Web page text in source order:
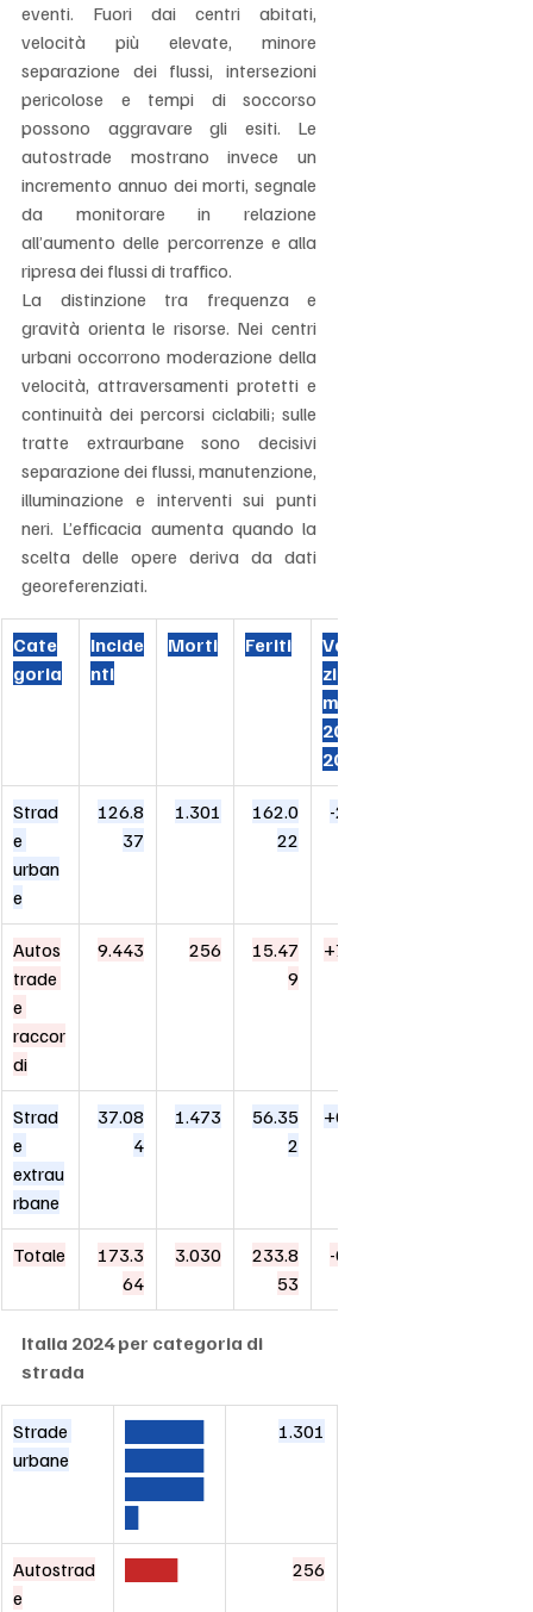
eventi. Fuori dai centri abitati,
velocità più elevate, minore
separazione dei flussi, intersezioni
pericolose e tempi di soccorso
possono aggravare gli esiti. Le
autostrade mostrano invece un
incremento annuo dei morti, segnale
da monitorare in relazione
all’aumento delle percorrenze e alla
ripresa dei flussi di traffico.
La distinzione tra frequenza e
gravità orienta le risorse. Nei centri
urbani occorrono moderazione della
velocità, attraversamenti protetti e
continuità dei percorsi ciclabili; sulle
tratte extraurbane sono decisivi
separazione dei flussi, manutenzione,
illuminazione e interventi sui punti
neri. L’efficacia aumenta quando la
scelta delle opere deriva da dati
georeferenziati.
Cate
goria
Incide
nti
Morti Feriti
Varia
zione
morti
2024/
2023
Strad
e
urban
e
126.8
37
1.301
162.0
22
-2,1%
Autos
trade
e
raccor
di
9.443 256
15.47
9
+7,1%
Strad
e
extrau
rbane
37.08
4
1.473
56.35
2
+0,1%
Totale
173.3
64
3.030
233.8
53
-0,3%
Italia 2024 per categoria di
strada
Strade
urbane
1.301
Autostrad
e
256